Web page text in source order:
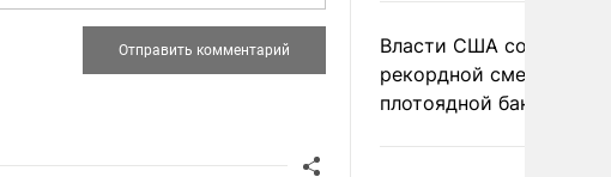
Власти США сообщили
рекордной смертности
плотоядной бактерии